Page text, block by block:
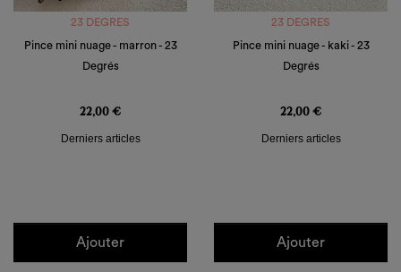
23 DEGRES
Pince mini nuage - marron - 23
Degrés
22,00 €
Derniers articles
Ajouter
23 DEGRES
Pince mini nuage - kaki - 23
Degrés
22,00 €
Derniers articles
Ajouter